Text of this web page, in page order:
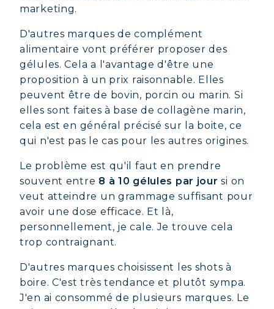
marketing.
D'autres marques de complément
alimentaire vont préférer proposer des
gélules. Cela a l'avantage d'être une
proposition à un prix raisonnable. Elles
peuvent être de bovin, porcin ou marin. Si
elles sont faites à base de collagène marin,
cela est en général précisé sur la boite, ce
qui n'est pas le cas pour les autres origines.
Le problème est qu'il faut en prendre
souvent entre 8 à 10 gélules par jour si on
veut atteindre un grammage suffisant pour
avoir une dose efficace. Et là,
personnellement, je cale. Je trouve cela
trop contraignant.
D'autres marques choisissent les shots à
boire. C'est très tendance et plutôt sympa.
J'en ai consommé de plusieurs marques. Le